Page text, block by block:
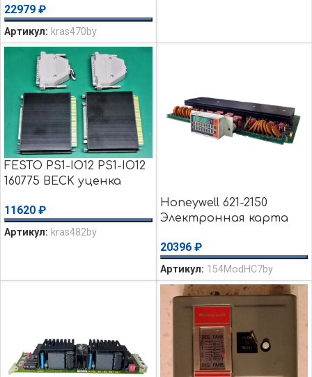
22979 ₽
Артикул: kras470by
FESTO PS1-IO12 PS1-IO12
160775 BECK уценка
11620 ₽
Артикул: kras482by
Honeywell 621-2150
Электронная карта
20396 ₽
Артикул: 154ModHC7by